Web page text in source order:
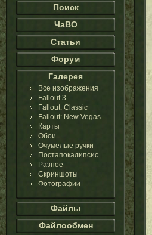
Поиск
ЧаВО
Статьи
Форум
Галерея
Все изображения
Fallout 3
Fallout: Classic
Fallout: New Vegas
Карты
Обои
Очумелые ручки
Постапокалипсис
Разное
Скриншоты
Фотографии
Файлы
Файлообмен